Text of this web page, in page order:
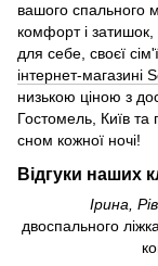
вашого спального
комфорт і затишок,
для себе, своєї
інтернет-магазині
низькою ціною з
Гостомель, Київ та
сном кожної ночі!
Відгуки наших
Ірина,
двоспального